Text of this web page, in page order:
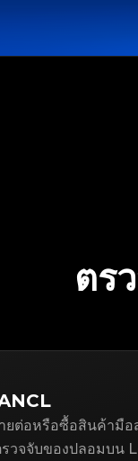
ตร
ต่อหรือซื้อสินค้ามือส
วจจับของปลอมบน